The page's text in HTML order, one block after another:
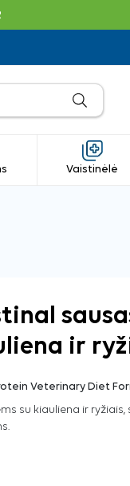
Vaistinėlė
ir
Veterinary Diet
su kiauliena ir ryžiais,